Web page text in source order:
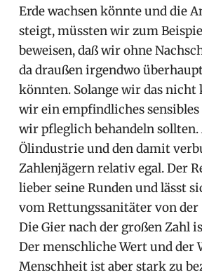
Erde wachsen könnte und die
steigt, müssten wir zum
beweisen, daß wir ohne
da draußen irgendwo
könnten. Solange wir das nicht
wir ein empfindliches sensibles
wir pfleglich behandeln sollten.
Ölindustrie und den damit
Zahlenjägern relativ egal. Der
lieber seine Runden und lässt
vom Rettungssanitäter von der
Die Gier nach der großen Zahl
Der menschliche Wert und der
Menschheit ist aber stark zu